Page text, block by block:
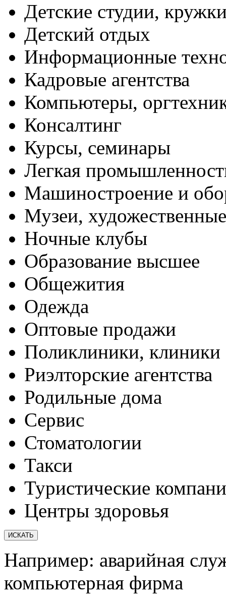
Детские студии,
Детский отдых
Информационные
Кадровые агентства
Компьютеры,
Консалтинг
Курсы, семинары
Легкая
Машиностроение и
Музеи,
Ночные клубы
Образование высшее
Общежития
Одежда
Оптовые продажи
Поликлиники, клиники
Риэлторские агентства
Родильные дома
Сервис
Стоматологии
Такси
Туристические
Центры здоровья
Например: аварийная
компьютерная фирма